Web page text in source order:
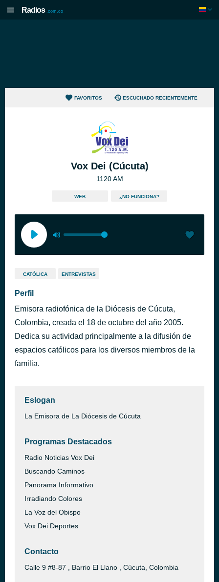
Radios .com.co
FAVORITOS ESCUCHADO RECIENTEMENTE
Vox Dei (Cúcuta)
1120 AM
WEB ¿NO FUNCIONA?
CATÓLICA ENTREVISTAS
Perfil
Emisora radiofónica de la Diócesis de Cúcuta,
Colombia, creada el 18 de octubre del año 2005.
Dedica su actividad principalmente a la difusión de
espacios católicos para los diversos miembros de la
familia.
Eslogan
La Emisora de La Diócesis de Cúcuta
Programas Destacados
Radio Noticias Vox Dei
Buscando Caminos
Panorama Informativo
Irradiando Colores
La Voz del Obispo
Vox Dei Deportes
Contacto
Calle 9 #8-87 , Barrio El Llano , Cúcuta, Colombia